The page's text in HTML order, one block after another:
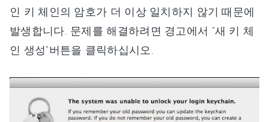
인 키 체인의 암호가 더 이상 일치하지 않기 때문에
발생합니다. 문제를 해결하려면 경고에서 "새 키 체
인 생성"버튼을 클릭하십시오.